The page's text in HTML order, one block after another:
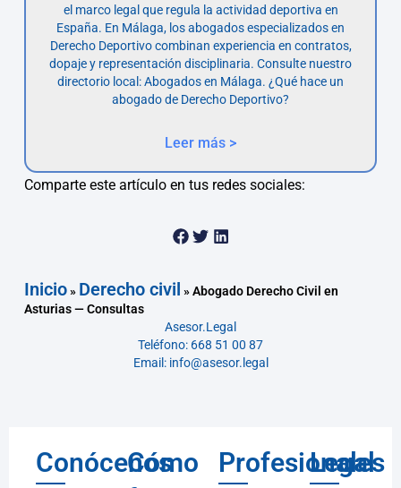
el marco legal que regula la actividad deportiva en
España. En Málaga, los abogados especializados en
Derecho Deportivo combinan experiencia en contratos,
dopaje y representación disciplinaria. Consulte nuestro
directorio local: Abogados en Málaga. ¿Qué hace un
abogado de Derecho Deportivo?
Leer más >
Comparte este artículo en tus redes sociales:
Inicio» Derecho civil »Abogado Derecho Civil en
Asturias — Consultas
Asesor.Legal
Teléfono: 668 51 00 87
Email: info@asesor.legal
Conócenos
Cómo
Profesionales
Legal